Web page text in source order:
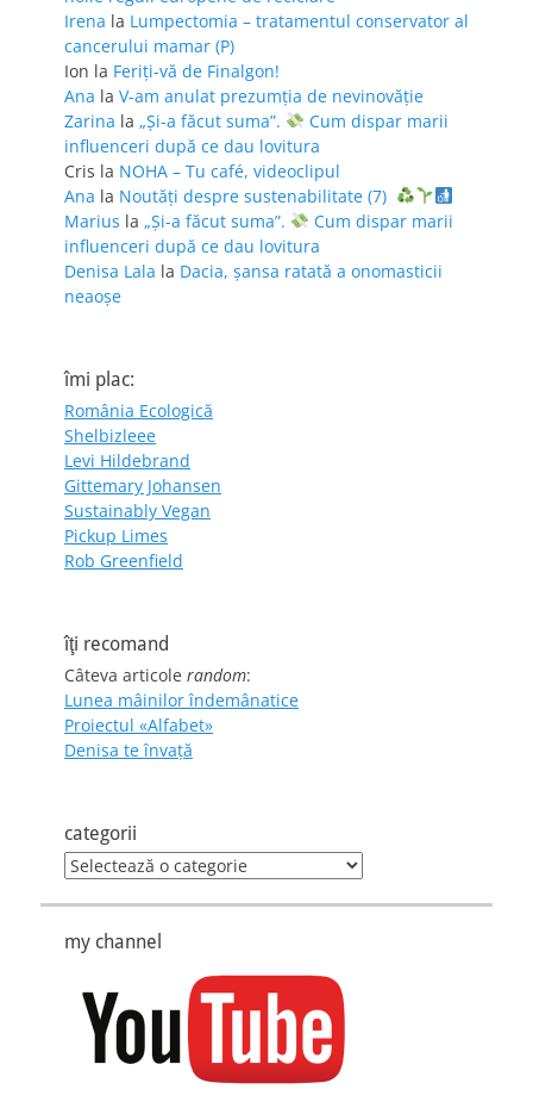
Irena la Lumpectomia – tratamentul conservator al
cancerului mamar (P)
Ion la Feriţi-vă de Finalgon!
Ana la V-am anulat prezumția de nevinovăție
Zarina la „Și-a făcut suma”.
Cum dispar marii
influenceri după ce dau lovitura
Cris la NOHA – Tu café, videoclipul
Ana la Noutăți despre sustenabilitate (7)
Marius la „Și-a făcut suma”.
Cum dispar marii
influenceri după ce dau lovitura
Denisa Lala la Dacia, șansa ratată a onomasticii
neaoșe
îmi plac:
România Ecologică
Shelbizleee
Levi Hildebrand
Gittemary Johansen
Sustainably Vegan
Pickup Limes
Rob Greenfield
îţi recomand
Câteva articole random:
Lunea mâinilor îndemânatice
Proiectul «Alfabet»
Denisa te învaţă
categorii
categorii
my channel